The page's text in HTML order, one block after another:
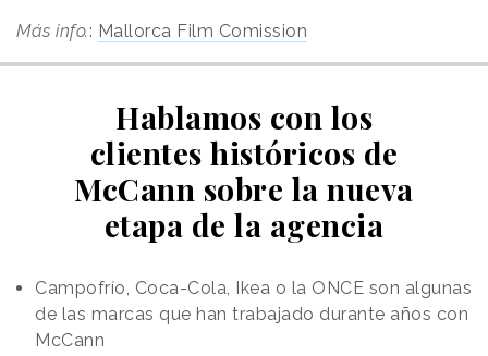
Más info.: Mallorca Film Comission
Hablamos con los
clientes históricos de
McCann sobre la nueva
etapa de la agencia
Campofrío, Coca-Cola, Ikea o la ONCE son algunas
de las marcas que han trabajado durante años con
McCann